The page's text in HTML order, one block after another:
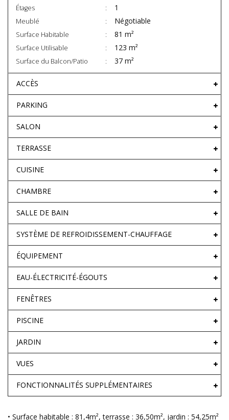
Étages 1
Meublé Négotiable
Surface Habitable 81 m²
Surface Utilisable 123 m²
Surface du Balcon/Patio 37 m²
ACCÈS
PARKING
SALON
TERRASSE
CUISINE
CHAMBRE
SALLE DE BAIN
SYSTÈME DE REFROIDISSEMENT-CHAUFFAGE
ÉQUIPEMENT
EAU-ÉLECTRICITÉ-ÉGOUTS
FENÊTRES
PISCINE
JARDIN
VUES
FONCTIONNALITÉS SUPPLÉMENTAIRES
• Surface habitable : 81,4m², terrasse : 36,50m², jardin : 54,25m²